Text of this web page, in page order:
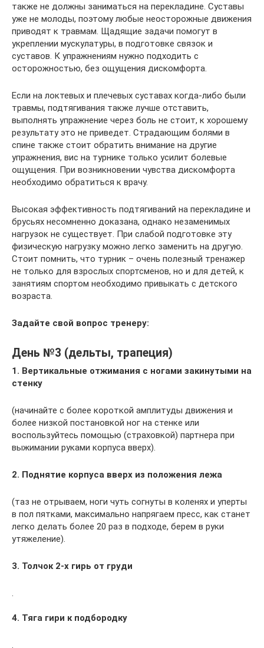
также не должны заниматься на перекладине. Суставы
уже не молоды, поэтому любые неосторожные движения
приводят к травмам. Щадящие задачи помогут в
укреплении мускулатуры, в подготовке связок и
суставов. К упражнениям нужно подходить с
осторожностью, без ощущения дискомфорта.
Если на локтевых и плечевых суставах когда-либо были
травмы, подтягивания также лучше отставить,
выполнять упражнение через боль не стоит, к хорошему
результату это не приведет. Страдающим болями в
спине также стоит обратить внимание на другие
упражнения, вис на турнике только усилит болевые
ощущения. При возникновении чувства дискомфорта
необходимо обратиться к врачу.
Высокая эффективность подтягиваний на перекладине и
брусьях несомненно доказана, однако незаменимых
нагрузок не существует. При слабой подготовке эту
физическую нагрузку можно легко заменить на другую.
Стоит помнить, что турник – очень полезный тренажер
не только для взрослых спортсменов, но и для детей, к
занятиям спортом необходимо привыкать с детского
возраста.
Задайте свой вопрос тренеру:
День №3 (дельты, трапеция)
1. Вертикальные отжимания с ногами закинутыми на
стенку
(начинайте с более короткой амплитуды движения и
более низкой постановкой ног на стенке или
воспользуйтесь помощью (страховкой) партнера при
выжимании руками корпуса вверх).
2. Поднятие корпуса вверх из положения лежа
(таз не отрываем, ноги чуть согнуты в коленях и уперты
в пол пятками, максимально напрягаем пресс, как станет
легко делать более 20 раз в подходе, берем в руки
утяжеление).
3. Толчок 2-х гирь от груди
.
4. Тяга гири к подбородку
.